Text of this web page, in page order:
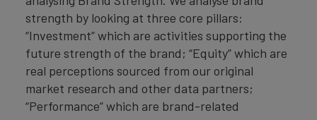
strength by looking at three core pillars:
“Investment” which are activities supporting the
future strength of the brand; “Equity” which are
real perceptions sourced from our original
market research and other data partners;
“Performance” which are brand-related